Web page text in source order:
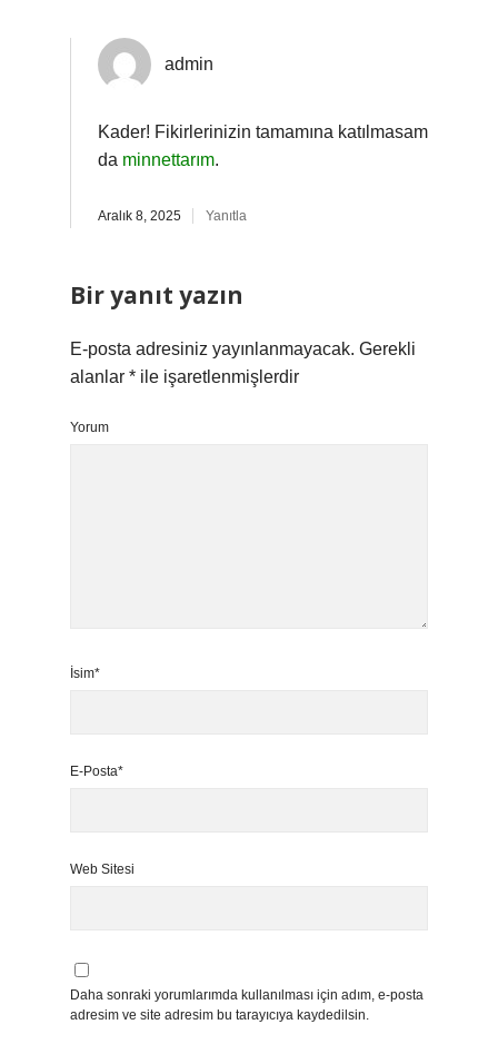
admin
Kader! Fikirlerinizin tamamına katılmasam
da minnettarım.
Aralık 8, 2025 Yanıtla
Bir yanıt yazın
E-posta adresiniz yayınlanmayacak. Gerekli
alanlar * ile işaretlenmişlerdir
Yorum
İsim*
E-Posta*
Web Sitesi
Daha sonraki yorumlarımda kullanılması için adım, e-posta
adresim ve site adresim bu tarayıcıya kaydedilsin.